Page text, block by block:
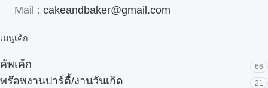
Mail : cakeandbaker@gmail.com
เมนูเค้ก
คัพเค้ก 66
พร๊อพงานปาร์ตี้/งานวันเกิด 21